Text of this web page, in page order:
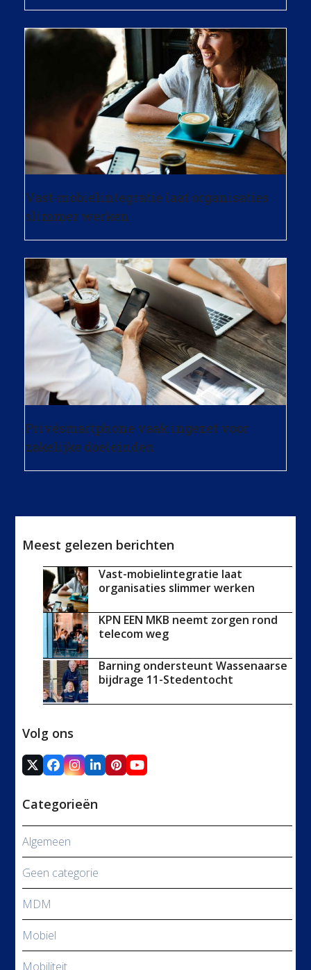
Vast-mobielintegratie laat organisaties
slimmer werken
Privésmartphone vaak ingezet voor
zakelijke doeleinden
Meest gelezen berichten
Vast-mobielintegratie laat
organisaties slimmer werken
KPN EEN MKB neemt zorgen rond
telecom weg
Barning ondersteunt Wassenaarse
bijdrage 11-Stedentocht
Volg ons
TwitterFacebook
Instagram
LinkedIn
PinterestYouTube
Categorieën
Algemeen
Geen categorie
MDM
Mobiel
Mobiliteit